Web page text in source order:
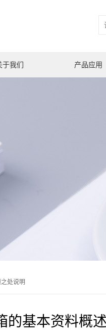
于我们 产品应用
处说明
的基本资料概